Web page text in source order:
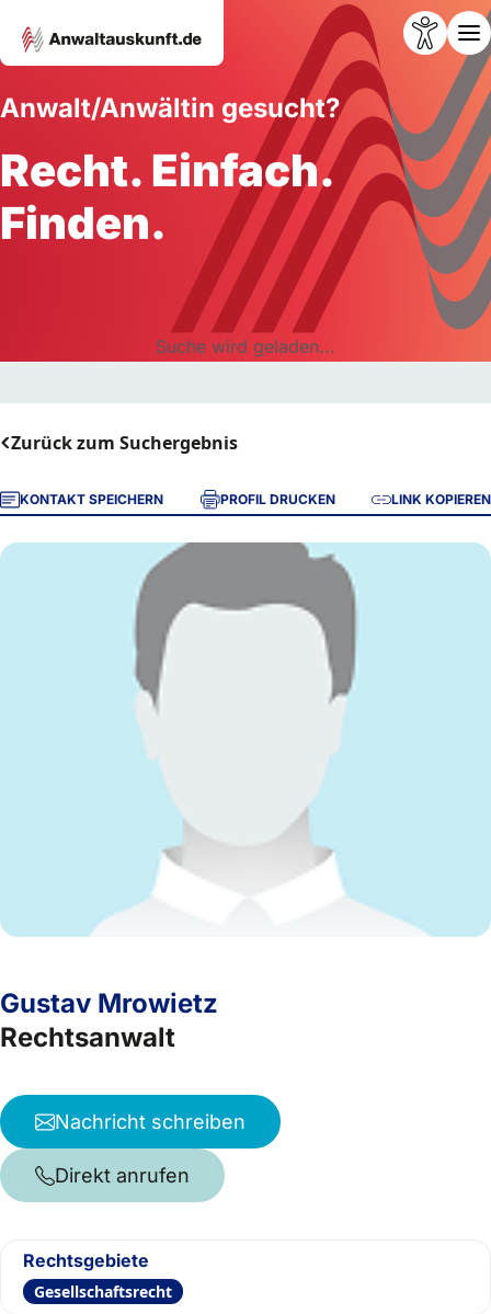
Anwalt/Anwältin gesucht?
Recht. Einfach.
Finden.
Suche wird geladen...
Zurück zum Suchergebnis
KONTAKT SPEICHERN PROFIL DRUCKEN LINK KOPIEREN
Gustav Mrowietz
Rechtsanwalt
Nachricht schreiben
Direkt anrufen
Rechtsgebiete
Gesellschaftsrecht